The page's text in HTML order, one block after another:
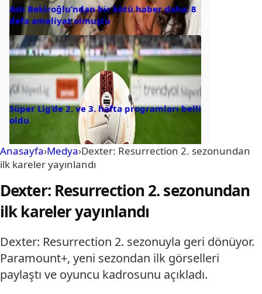
Aslı Bekiroğlu’ndan bir kötü haber daha: 8
defa ameliyat olmuştu
Süper Lig’de 2. ve 3. hafta programları belli
oldu
Anasayfa›Medya›Dexter: Resurrection 2. sezonundan
ilk kareler yayınlandı
Dexter: Resurrection 2. sezonundan
ilk kareler yayınlandı
Dexter: Resurrection 2. sezonuyla geri dönüyor.
Paramount+, yeni sezondan ilk görselleri
paylaştı ve oyuncu kadrosunu açıkladı.